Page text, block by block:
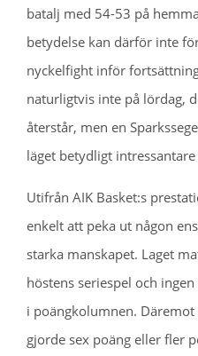
batalj med 54-53 på
betydelse kan därför inte
nyckelfight inför
naturligtvis inte på lördag,
återstår, men en
läget betydligt
Utifrån AIK Basket:s
enkelt att peka ut någon
starka manskapet. Laget
höstens seriespel och
i poängkolumnen.
gjorde sex poäng eller fler